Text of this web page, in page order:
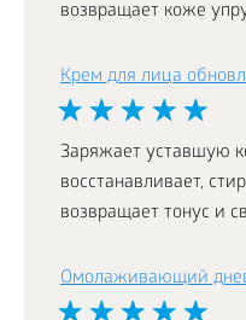
возвращает коже
Крем для лица
Заряжает уставшую
восстанавливает,
возвращает тонус и
Омолаживающий